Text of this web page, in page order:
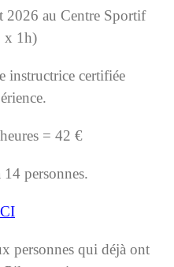
2026 au Centre Sportif
x 1h)
instructrice certifiée
= 42 €
personnes.
personnes qui déjà ont